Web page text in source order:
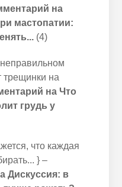
на
мастопатии:
(4)
трещинки на
на Что
грудь у
что каждая
} –
Дискуссия: в